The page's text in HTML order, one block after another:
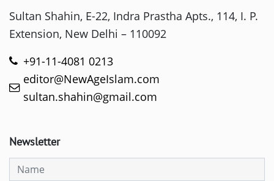
Sultan Shahin, E-22, Indra Prastha Apts., 114, I. P.
Extension, New Delhi – 110092
+91-11-4081 0213
editor@NewAgeIslam.com
sultan.shahin@gmail.com
Newsletter